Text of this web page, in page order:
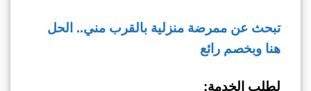
تبحث عن ممرضة منزلية بالقرب مني.. الحل
هنا وبخصم رائع
لطلب الخدمة: